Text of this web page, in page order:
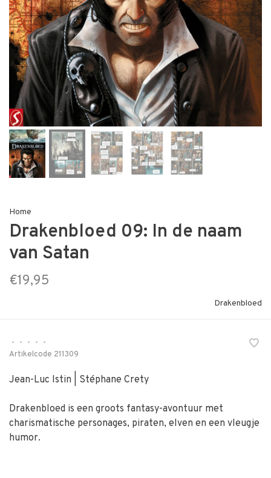
Home
Drakenbloed 09: In de naam
van Satan
€19,95
Drakenbloed
• • • •
•
Artikelcode 211309
Jean-Luc Istin | Stéphane Crety
Drakenbloed is een groots fantasy-avontuur met
charismatische personages, piraten, elven en een vleugje
humor.